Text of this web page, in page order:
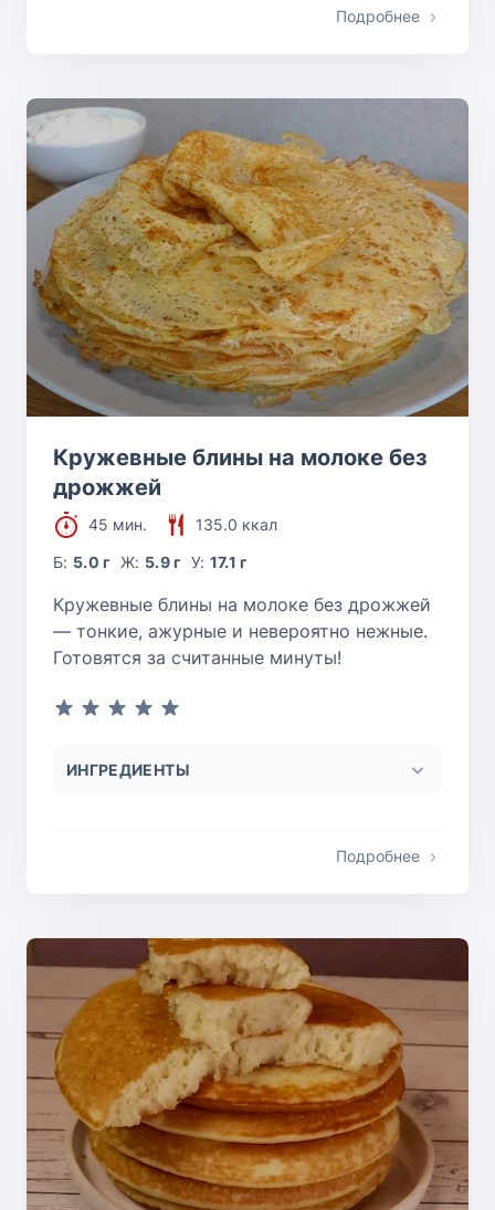
Подробнее
Кружевные блины на молоке без
дрожжей
45 мин.
135.0 ккал
Б: 5.0 г Ж: 5.9 г У: 17.1 г
Кружевные блины на молоке без дрожжей
— тонкие, ажурные и невероятно нежные.
Готовятся за считанные минуты!
ИНГРЕДИЕНТЫ
Подробнее